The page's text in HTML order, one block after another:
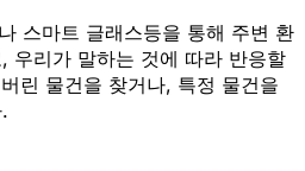
스마트 글래스등을 통해 주변 환
우리가 말하는 것에 따라 반응할
린 물건을 찾거나, 특정 물건을